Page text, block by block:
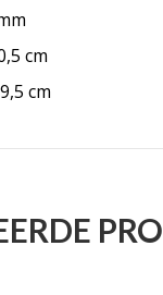
cm
cm